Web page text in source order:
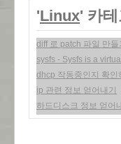
'Linux' 카
diff 로 patch 파일 만들
sysfs - Sysfs is a
dhcp 작동중인지 확인
ip 관련 정보 얻어내기
하드디스크 정보 얻어